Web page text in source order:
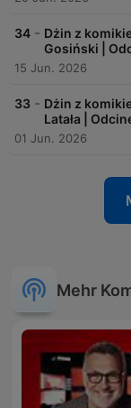
34 - Dżin z
Gosiński |
15 Jun. 2026
33 - Dżin z
Latała |
01 Jun. 2026
Mehr